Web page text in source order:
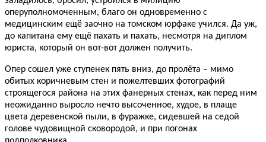
оперуполномоченным, благо он одновременно с
медицинским ещё заочно на томском юрфаке учился. Да уж,
до капитана ему ещё пахать и пахать, несмотря на диплом
юриста, который он вот-вот должен получить.
Опер сошел уже ступенек пять вниз, до пролёта – мимо
обитых коричневым стен и пожелтевших фотографий
строящегося района на этих фанерных стенах, как перед ним
неожиданно выросло нечто высоченное, худое, в плаще
цвета деревенской пыли, в фуражке, сидевшей на седой
голове чудовищной сковородой, и при погонах